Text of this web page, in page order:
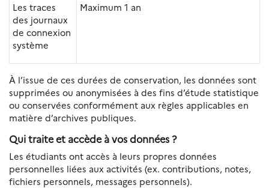
Les traces
des journaux
de connexion
système
Maximum 1 an
À l’issue de ces durées de conservation, les données sont
supprimées ou anonymisées à des fins d’étude statistique
ou conservées conformément aux règles applicables en
matière d’archives publiques.
Qui traite et accède à vos données ?
Les étudiants ont accès à leurs propres données
personnelles liées aux activités (ex. contributions, notes,
fichiers personnels, messages personnels).